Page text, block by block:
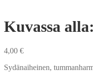
Kuvassa
4,00 €
Sydänaiheinen,